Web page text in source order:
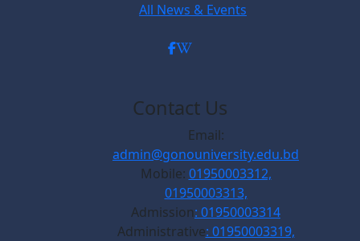
All News & Events
Contact Us
Email:
admin@gonouniversity.edu.bd
Mobile: 01950003312,
01950003313,
Admission: 01950003314
Administrative: 01950003319,